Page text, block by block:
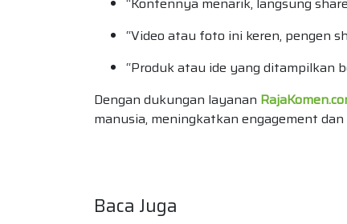
“Video atau foto ini keren, pengen
“Produk atau ide yang ditampilkan
Dengan dukungan layanan
manusia, meningkatkan engagement
Baca Juga